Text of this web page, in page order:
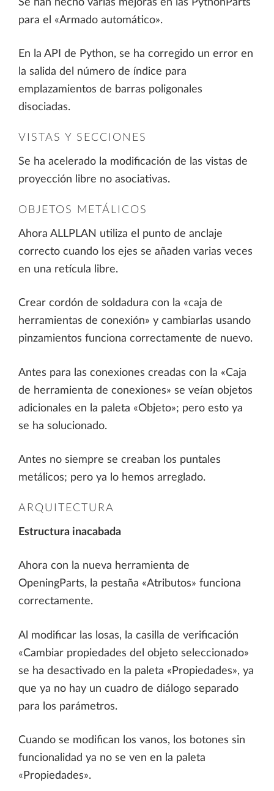
para el «Armado automático».
En la API de Python, se ha corregido un error en
la salida del número de índice para
emplazamientos de barras poligonales
disociadas.
VISTAS Y SECCIONES
Se ha acelerado la modificación de las vistas de
proyección libre no asociativas.
OBJETOS METÁLICOS
Ahora ALLPLAN utiliza el punto de anclaje
correcto cuando los ejes se añaden varias veces
en una retícula libre.
Crear cordón de soldadura con la «caja de
herramientas de conexión» y cambiarlas usando
pinzamientos funciona correctamente de nuevo.
Antes para las conexiones creadas con la «Caja
de herramienta de conexiones» se veían objetos
adicionales en la paleta «Objeto»; pero esto ya
se ha solucionado.
Antes no siempre se creaban los puntales
metálicos; pero ya lo hemos arreglado.
ARQUITECTURA
Estructura inacabada
Ahora con la nueva herramienta de
OpeningParts, la pestaña «Atributos» funciona
correctamente.
Al modificar las losas, la casilla de verificación
«Cambiar propiedades del objeto seleccionado»
se ha desactivado en la paleta «Propiedades», ya
que ya no hay un cuadro de diálogo separado
para los parámetros.
Cuando se modifican los vanos, los botones sin
funcionalidad ya no se ven en la paleta
«Propiedades».